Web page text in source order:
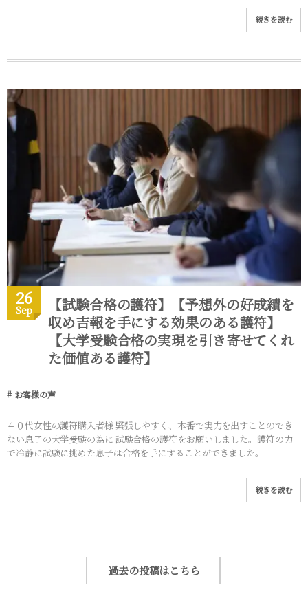
続きを読む
26
Sep
【試験合格の護符】【予想外の好成績を
収め吉報を手にする効果のある護符】
【大学受験合格の実現を引き寄せてくれ
た価値ある護符】
お客様の声
４０代女性の護符購入者様 緊張しやすく、本番で実力を出すことのでき
ない息子の大学受験の為に 試験合格の護符をお願いしました。護符の力
で冷静に試験に挑めた息子は合格を手にすることができました。
続きを読む
過去の投稿はこちら